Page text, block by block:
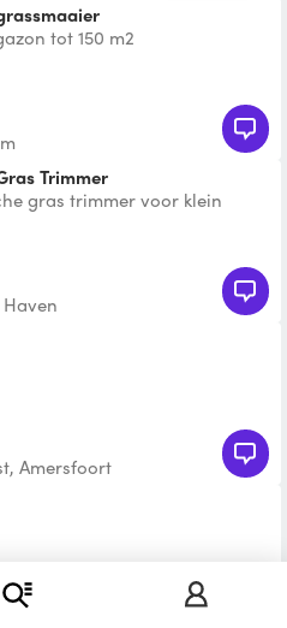
tot 150 m2
Trimmer
gras trimmer voor klein
bedwang te ho
Amersfoort